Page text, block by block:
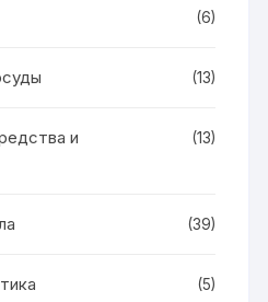
(6)
(13)
и
(13)
(39)
(5)